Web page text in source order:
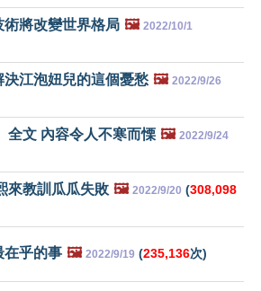
術將改變世界格局 🖼️ 2022/10/1
江泡妞兒的這個憂愁 🖼️ 2022/9/26
全文 內容令人不寒而慄 🖼️ 2022/9/24
來教訓瓜瓜失敗 🖼️ 2022/9/20 (308,098
在乎的事 🖼️ 2022/9/19 (235,136次)